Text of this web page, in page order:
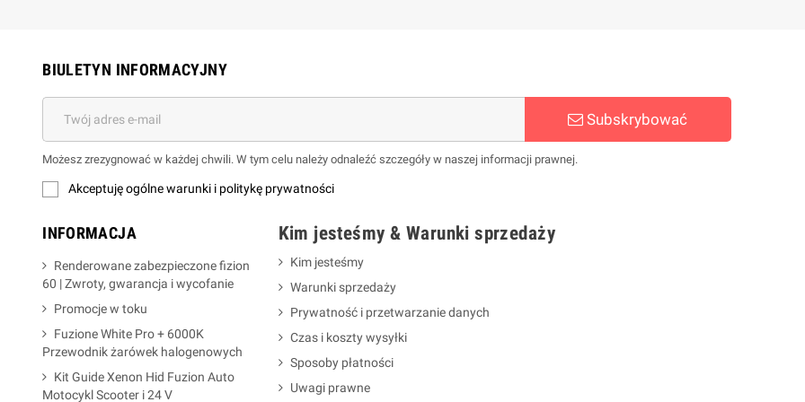
BIULETYN INFORMACYJNY
Subskrybować
Możesz zrezygnować w każdej chwili. W tym celu należy odnaleźć szczegóły w naszej informacji prawnej.
Akceptuję ogólne warunki i politykę prywatności
INFORMACJA
Renderowane zabezpieczone fizion
60 | Zwroty, gwarancja i wycofanie
Promocje w toku
Fuzione White Pro + 6000K
Przewodnik żarówek halogenowych
Kit Guide Xenon Hid Fuzion Auto
Motocykl Scooter i 24 V
Kim jesteśmy & Warunki sprzedaży
Kim jesteśmy
Warunki sprzedaży
Prywatność i przetwarzanie danych
Czas i koszty wysyłki
Sposoby płatności
Uwagi prawne